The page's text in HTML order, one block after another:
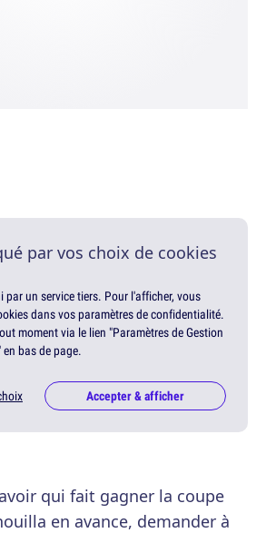
par vos choix de cookies
par un service tiers. Pour l'afficher, vous
dans vos paramètres de confidentialité.
moment via le lien "Paramètres de Gestion
bas de page.
Accepter & afficher
qui fait gagner la coupe
en avance, demander à